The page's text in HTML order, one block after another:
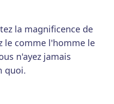
la magnificence de
le comme l'homme le
n'ayez jamais
quoi.